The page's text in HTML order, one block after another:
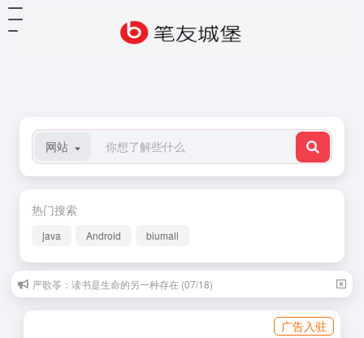
网站
热门搜索
java Android biumall
严歌苓：读书是生命的另一种存在 (07/18)
广告入驻